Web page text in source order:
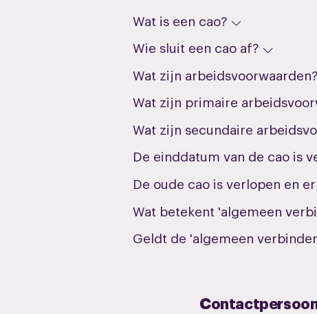
Wat is een cao?
Wie sluit een cao af?
Wat zijn arbeidsvoorwaarden?
Wat zijn primaire
Wat zijn secundaire
De einddatum van de cao is
De oude cao is verlopen en
Wat betekent 'algemeen
Geldt de 'algemeen